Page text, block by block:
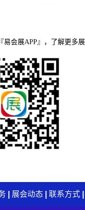
会展APP』，了解更多展
展会动态 联系方式